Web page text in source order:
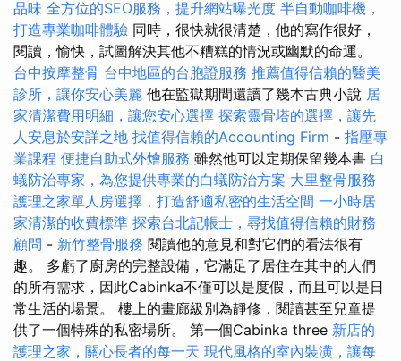
品味 全方位的SEO服務，提升網站曝光度 半自動咖啡機，
打造專業咖啡體驗 同時，很快就很清楚，他的寫作很好，
閱讀，愉快，試圖解決其他不糟糕的情況或幽默的命運。
台中按摩整骨 台中地區的台胞證服務 推薦值得信賴的醫美
診所，讓你安心美麗 他在監獄期間還讀了幾本古典小說 居
家清潔費用明細，讓您安心選擇 探索靈骨塔的選擇，讓先
人安息於安詳之地 找值得信賴的Accounting Firm - 指壓專
業課程 便捷自助式外燴服務 雖然他可以定期保留幾本書 白
蟻防治專家，為您提供專業的白蟻防治方案 大里整骨服務
護理之家單人房選擇，打造舒適私密的生活空間 一小時居
家清潔的收費標準 探索台北記帳士，尋找值得信賴的財務
顧問 - 新竹整骨服務 閱讀他的意見和對它們的看法很有
趣。 多虧了廚房的完整設備，它滿足了居住在其中的人們
的所有需求，因此Cabinka不僅可以是度假，而且可以是日
常生活的場景。 樓上的畫廊級別為靜修，閱讀甚至兒童提
供了一個特殊的私密場所。 第一個Cabinka three 新店的
護理之家，關心長者的每一天 現代風格的室內裝潢，讓每